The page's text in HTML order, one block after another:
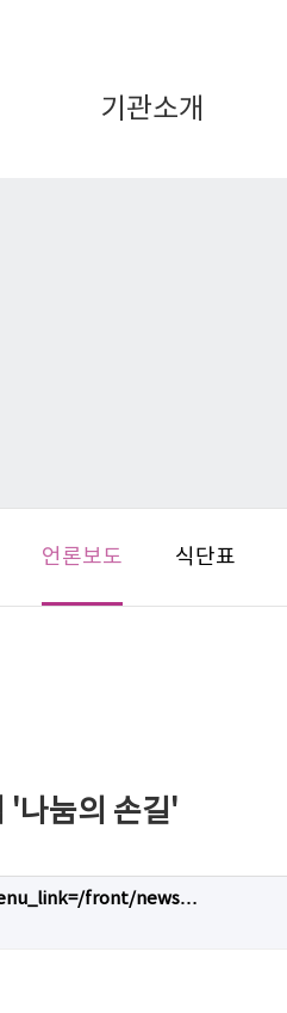
기관소개
언론보도 식단표
'나눔의 손길'
front/news…